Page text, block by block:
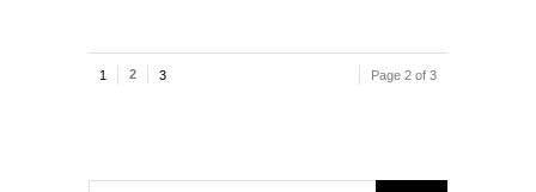
Page 2 of 3
1 2 3